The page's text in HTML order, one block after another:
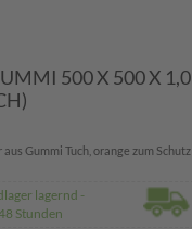
500 X 500 X 1,0
Gummi Tuch, orange zum Schutz
lagernd -
Stunden